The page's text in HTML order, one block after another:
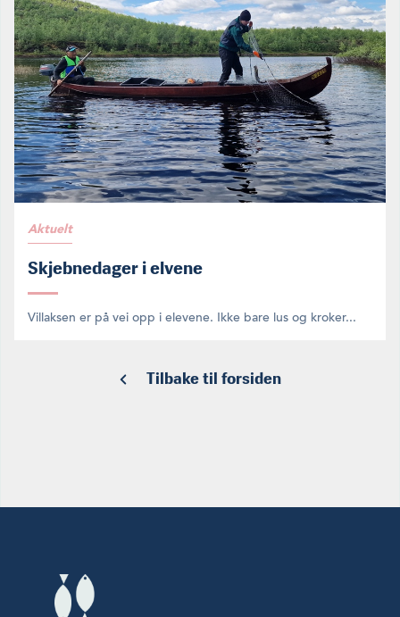
Aktuelt
Skjebnedager i elvene
Villaksen er på vei opp i elevene. Ikke bare lus og kroker...
Tilbake til forsiden